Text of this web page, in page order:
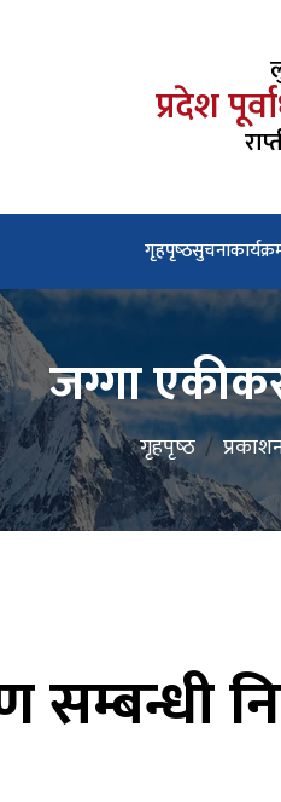
प्रदेश
गृहपृष्‍ठसुचना
जग्गा
गृहपृष्‍ठ